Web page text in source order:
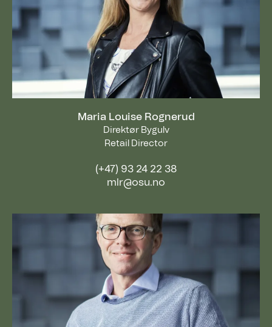
Maria Louise Rognerud
Direktør Bygulv
Retail Director
(+47) 93 24 22 38
mlr@osu.no